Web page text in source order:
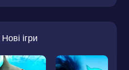
Нові ігри